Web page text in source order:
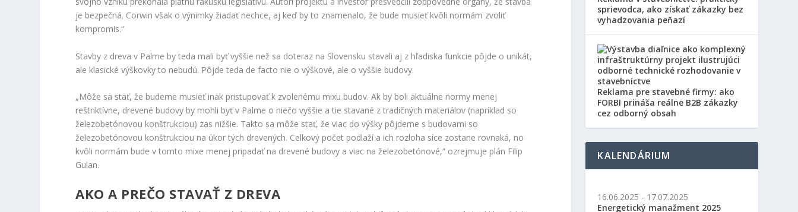
je bezpečná. Corwin však o výnimky žiadať nechce, aj keď by to znamenalo, že bude musieť kvôli normám zvoliť
kompromis.“
Stavby z dreva v Palme by teda mali byť vyššie než sa doteraz na Slovensku stavali aj z hľadiska funkcie pôjde o unikát,
ale klasické výškovky to nebudú. Pôjde teda de facto nie o výškové, ale o vyššie budovy.
„Môže sa stať, že budeme musieť inak pristupovať k zvolenému mixu budov. Ak by boli aktuálne normy menej
reštriktívne, drevené budovy by mohli byť v Palme o niečo vyššie a tie stavané z tradičných materiálov (napríklad so
železobetónovou konštrukciou) zas nižšie. Takto sa môže stať, že viac do výšky pôjdeme s budovami so
železobetónovou konštrukciou na úkor tých drevených. Celkový počet podlaží a ich rozloha síce zostane rovnaká, no
kvôli normám bude v tomto mixe menej pripadať na drevené budovy a viac na železobetónové,“ ozrejmuje plán Filip
Gulan.
AKO A PREČO STAVAŤ Z DREVA
sprievodca, ako získať zákazky bez
vyhadzovania peňazí
Reklama pre stavebné firmy: ako
FORBI prináša reálne B2B zákazky
cez odborný obsah
KALENDÁRIUM
16.06.2025 - 17.07.2025
Energetický manažment 2025